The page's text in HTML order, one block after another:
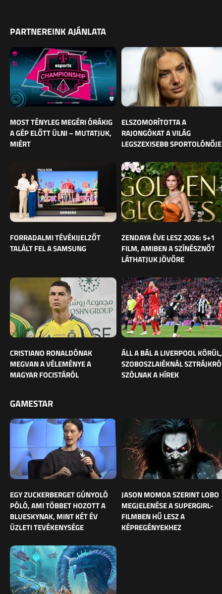
PARTNEREINK AJÁNLATA
MOST TÉNYLEG MEGÉRI ÓRÁKIG
A GÉP ELŐTT ÜLNI – MUTATJUK,
MIÉRT
ELSZOMORÍTOTTA A
RAJONGÓKAT A VILÁG
LEGSZEXISEBB SPORTOLÓNŐJE
FORRADALMI TÉVÉKIJELZŐT
TALÁLT FEL A SAMSUNG
ZENDAYA ÉVE LESZ 2026: 5+1
FILM, AMIBEN A SZÍNÉSZNŐT
LÁTHATJUK JÖVŐRE
CRISTIANO RONALDÓNAK
MEGVAN A VÉLEMÉNYE A
MAGYAR FOCISTÁRÓL
ÁLL A BÁL A LIVERPOOL KÖRÜL,
SZOBOSZLAIÉKNÁL
SZÓLNAK A HÍREK
GAMESTAR
EGY ZUCKERBERGET GÚNYOLÓ
PÓLÓ, AMI TÖBBET HOZOTT A
BLUESKYNAK, MINT KÉT ÉV
ÜZLETI TEVÉKENYSÉGE
JASON MOMOA SZERINT LOBO
MEGJELENÉSE A SUPERGIRL-
FILMBEN HŰ LESZ A
KÉPREGÉNYEKHEZ